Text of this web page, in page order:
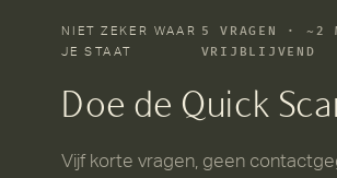
NIET ZEKER WAAR
JE STAAT
5 VRAGEN · ~2
VRIJBLIJVEND
Doe de Quick
Vijf korte vragen, geen